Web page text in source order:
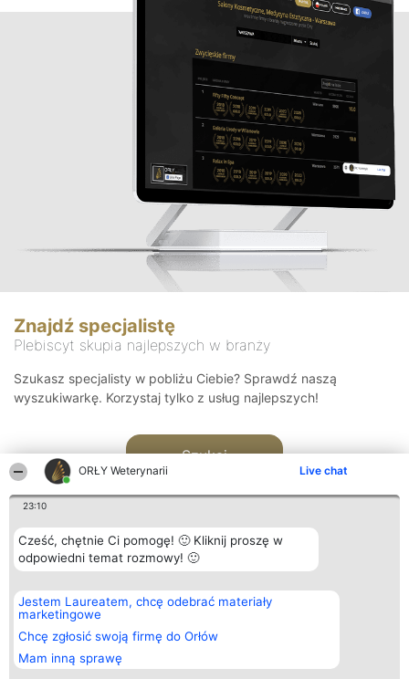
ORŁY Weterynarii Live chat
23:10
Cześć, chętnie Ci pomogę! 🙂 Kliknij proszę w
odpowiedni temat rozmowy! 🙂
Jestem Laureatem, chcę odebrać materiały
marketingowe
Chcę zgłosić swoją firmę do Orłów
Mam inną sprawę
Znajdź specjalistę
Plebiscyt skupia najlepszych w branży
Szukasz specjalisty w pobliżu Ciebie? Sprawdź naszą
wyszukiwarkę. Korzystaj tylko z usług najlepszych!
Szukaj
Organizator plebiscytu
Bright Side Solutions sp. z o.
o. sp. k.
ul. Ruska 22
Wrocław 50-079
KRS 0000749100 | Regon
381313360 | NIP 8943132676
Plebiscyt
Laureaci
wszystkich
Laureatów
Regulamin
Kontakt
Kontakt